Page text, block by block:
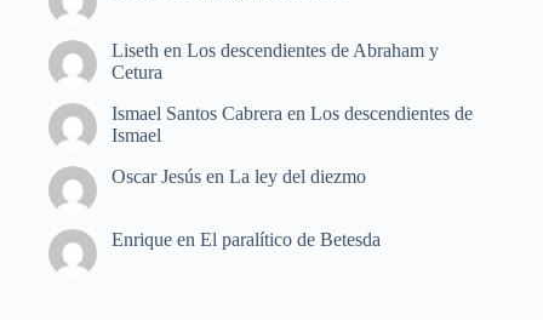
Liseth en Los descendientes de Abraham y
Cetura
Ismael Santos Cabrera en Los descendientes de
Ismael
Oscar Jesús en La ley del diezmo
Enrique en El paralítico de Betesda